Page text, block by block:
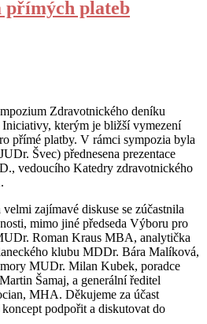
přímých plateb
Zdravotnického deníku
kterým je bližší vymezení
přímé platby. V rámci sympozia byla
Švec) přednesena prezentace
vedoucího Katedry zdravotnického
zajímavé diskuse se zúčastnila
mimo jiné předseda Výboru pro
Roman Kraus MBA, analytička
klubu MDDr. Bára Malíková,
MUDr. Milan Kubek, poradce
Šamaj, a generální ředitel
MHA. Děkujeme za účast
podpořit a diskutovat do